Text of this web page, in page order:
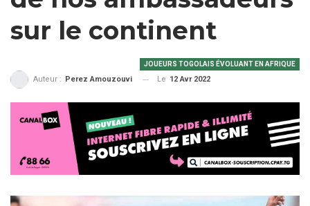
sur le continent
JOUEURS TOGOLAIS ÉVOLUANT EN AFRIQUE
Auteur : Perez Amouzouvi Le 12 Avr 2022